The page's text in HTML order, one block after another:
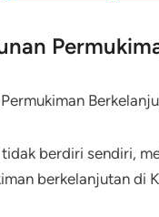
berdiri sendiri,
berkelanjutan di